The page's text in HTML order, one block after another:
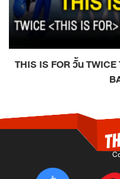
THIS IS FOR วั้น